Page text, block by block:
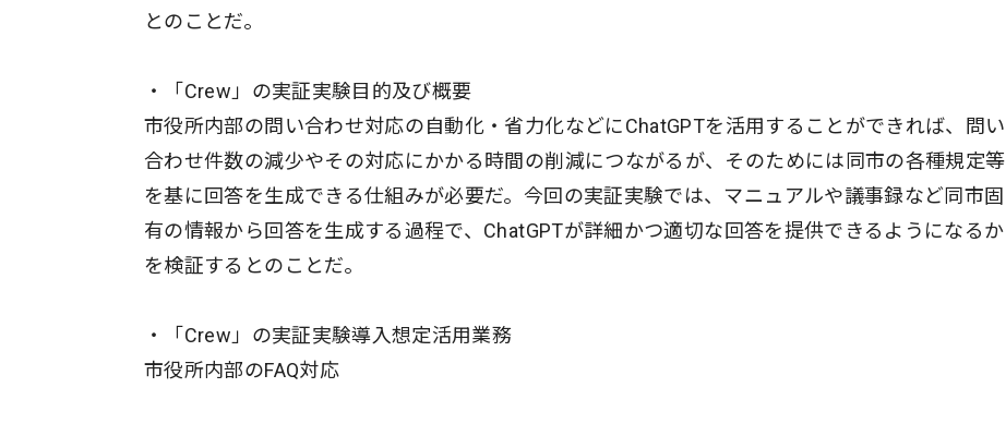
とのことだ。
・「Crew」の実証実験目的及び概要
市役所内部の問い合わせ対応の自動化・省力化などにChatGPTを活用することができれば、問い
合わせ件数の減少やその対応にかかる時間の削減につながるが、そのためには同市の各種規定等
を基に回答を生成できる仕組みが必要だ。今回の実証実験では、マニュアルや議事録など同市固
有の情報から回答を生成する過程で、ChatGPTが詳細かつ適切な回答を提供できるようになるか
を検証するとのことだ。
・「Crew」の実証実験導入想定活用業務
市役所内部のFAQ対応